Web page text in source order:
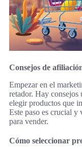
Consejos de
Empezar en el
retador. Hay consejos
elegir productos que
Este paso es crucial y
para vender.
Cómo seleccionar